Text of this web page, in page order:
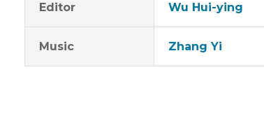
Editor Wu Hui-ying
Music Zhang Yi